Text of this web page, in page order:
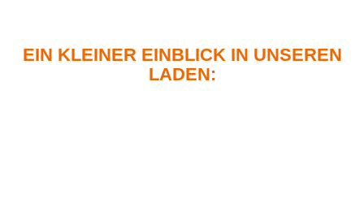
EIN KLEINER EINBLICK IN UNSEREN
LADEN: